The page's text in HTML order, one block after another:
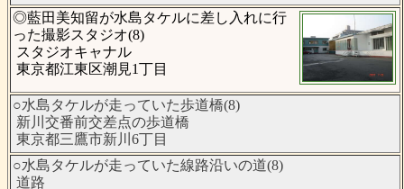
◎藍田美知留が水島タケルに差し入れに行
った撮影スタジオ(8)
スタジオキャナル
東京都江東区潮見1丁目
○水島タケルが走っていた歩道橋(8)
新川交番前交差点の歩道橋
東京都三鷹市新川6丁目
○水島タケルが走っていた線路沿いの道(8)
道路